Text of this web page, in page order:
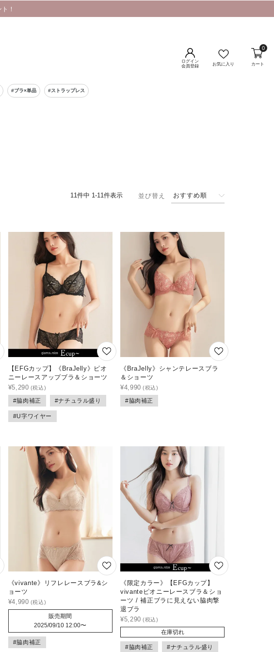
ログイン
会員登録
お気に入り カート
0
#ブラ×単品 #ストラップレス
並び替え おすすめ順
11件中 1-11件表示
【EFGカップ】《BraJelly》ピオ
ニーレースアップブラ＆ショーツ
¥5,290
#脇肉補正 #ナチュラル盛り
#U字ワイヤー
《BraJelly》シャンテレースブラ
＆ショーツ
¥4,990
#脇肉補正
《vivante》リフレレースブラ&シ
ョーツ
¥4,990
販売期間
2025/09/10 12:00〜
#脇肉補正
《限定カラー》【EFGカップ】
vivanteピオニーレースブラ＆ショ
ーツ / 補正ブラに見えない脇肉撃
退ブラ
¥5,290
在庫切れ
#脇肉補正 #ナチュラル盛り